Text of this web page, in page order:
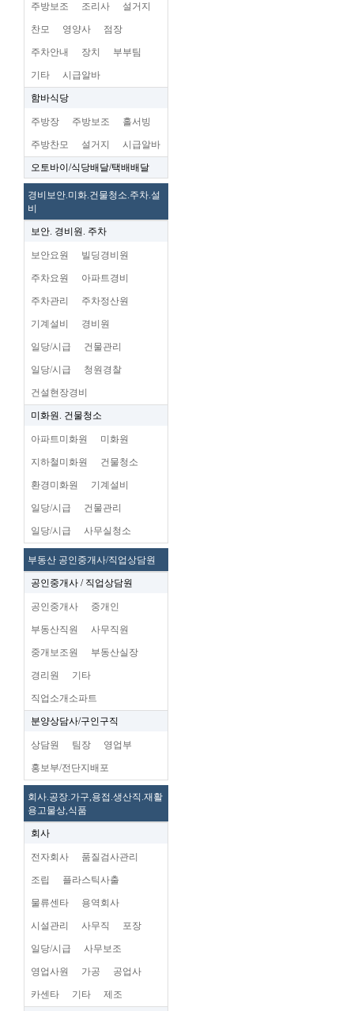
주방보조 조리사 설거지
찬모 영양사 점장
주차안내 장치 부부팀
기타 시급알바
함바식당
주방장 주방보조 홀서빙
주방찬모 설거지 시급알바
오토바이/식당배달/택배배달
경비보안.미화.건물청소.주차.설
비
보안. 경비원. 주차
보안요원 빌딩경비원
주차요원 아파트경비
주차관리 주차정산원
기계설비 경비원
일당/시급 건물관리
일당/시급 청원경찰
건설현장경비
미화원. 건물청소
아파트미화원 미화원
지하철미화원 건물청소
환경미화원 기계설비
일당/시급 건물관리
일당/시급 사무실청소
부동산 공인중개사/직업상담원
공인중개사 / 직업상담원
공인중개사 중개인
부동산직원 사무직원
중개보조원 부동산실장
경리원 기타
직업소개소파트
분양상담사/구인구직
상담원 팀장 영업부
홍보부/전단지배포
회사.공장.가구,용접.생산직.재활
용고물상,식품
회사
전자회사 품질검사관리
조립 플라스틱사출
물류센타 용역회사
시설관리 사무직 포장
일당/시급 사무보조
영업사원 가공 공업사
카센타 기타 제조